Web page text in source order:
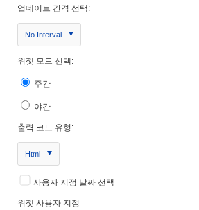
업데이트 간격 선택:
No Interval
위젯 모드 선택:
주간
야간
출력 코드 유형:
Html
사용자 지정 날짜 선택
위젯 사용자 지정